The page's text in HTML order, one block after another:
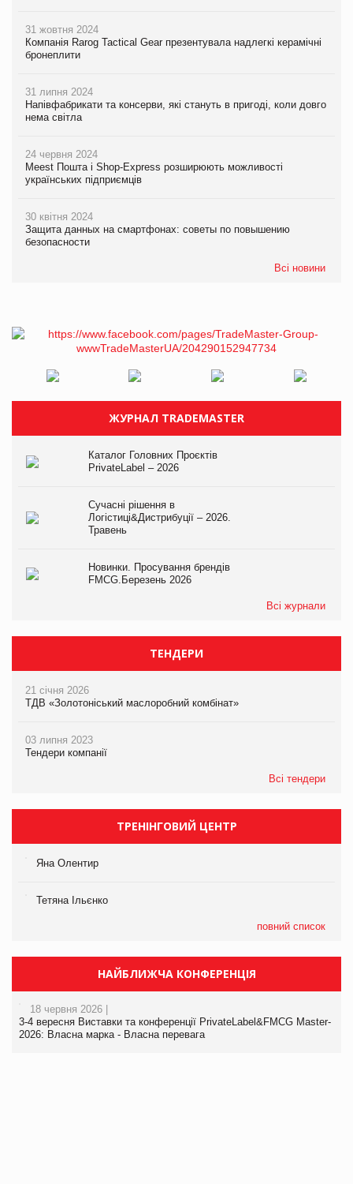
31 жовтня 2024
Компанія Rarog Tactical Gear презентувала надлегкі керамічні
бронеплити
31 липня 2024
Напівфабрикати та консерви, які стануть в пригоді, коли довго
нема світла
24 червня 2024
Meest Пошта і Shop-Express розширюють можливості
українських підприємців
30 квітня 2024
Защита данных на смартфонах: советы по повышению
безопасности
Всі новини
ЖУРНАЛ TRADEMASTER
Каталог Головних Проєктів
PrivateLabel – 2026
Сучасні рішення в
Логістиці&Дистрибуції – 2026.
Травень
Новинки. Просування брендів
FMCG.Березень 2026
Всі журнали
ТЕНДЕРИ
21 січня 2026
ТДВ «Золотоніський маслоробний комбінат»
03 липня 2023
Тендери компанії
Всі тендери
ТРЕНІНГОВИЙ ЦЕНТР
Яна Олентир
Тетяна Ільєнко
повний список
НАЙБЛИЖЧА КОНФЕРЕНЦІЯ
18 червня 2026 |
3-4 вересня Виставки та конференції PrivateLabel&FMCG Master-
2026: Власна марка - Власна перевага